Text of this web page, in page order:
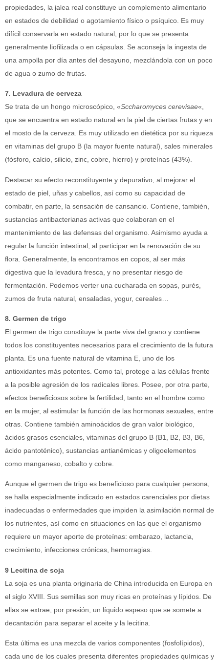
propiedades, la jalea real constituye un complemento alimentario
en estados de debilidad o agotamiento físico o psíquico. Es muy
difícil conservarla en estado natural, por lo que se presenta
generalmente liofilizada o en cápsulas. Se aconseja la ingesta de
una ampolla por día antes del desayuno, mezclándola con un poco
de agua o zumo de frutas.
7. Levadura de cerveza
Se trata de un hongo microscópico, «Sccharomyces cerevisae«,
que se encuentra en estado natural en la piel de ciertas frutas y en
el mosto de la cerveza. Es muy utilizado en dietética por su riqueza
en vitaminas del grupo B (la mayor fuente natural), sales minerales
(fósforo, calcio, silicio, zinc, cobre, hierro) y proteínas (43%).
Destacar su efecto reconstituyente y depurativo, al mejorar el
estado de piel, uñas y cabellos, así como su capacidad de
combatir, en parte, la sensación de cansancio. Contiene, también,
sustancias antibacterianas activas que colaboran en el
mantenimiento de las defensas del organismo. Asimismo ayuda a
regular la función intestinal, al participar en la renovación de su
flora. Generalmente, la encontramos en copos, al ser más
digestiva que la levadura fresca, y no presentar riesgo de
fermentación. Podemos verter una cucharada en sopas, purés,
zumos de fruta natural, ensaladas, yogur, cereales…
8. Germen de trigo
El germen de trigo constituye la parte viva del grano y contiene
todos los constituyentes necesarios para el crecimiento de la futura
planta. Es una fuente natural de vitamina E, uno de los
antioxidantes más potentes. Como tal, protege a las células frente
a la posible agresión de los radicales libres. Posee, por otra parte,
efectos beneficiosos sobre la fertilidad, tanto en el hombre como
en la mujer, al estimular la función de las hormonas sexuales, entre
otras. Contiene también aminoácidos de gran valor biológico,
ácidos grasos esenciales, vitaminas del grupo B (B1, B2, B3, B6,
ácido pantoténico), sustancias antianémicas y oligoelementos
como manganeso, cobalto y cobre.
Aunque el germen de trigo es beneficioso para cualquier persona,
se halla especialmente indicado en estados carenciales por dietas
inadecuadas o enfermedades que impiden la asimilación normal de
los nutrientes, así como en situaciones en las que el organismo
requiere un mayor aporte de proteínas: embarazo, lactancia,
crecimiento, infecciones crónicas, hemorragias.
9 Lecitina de soja
La soja es una planta originaria de China introducida en Europa en
el siglo XVIII. Sus semillas son muy ricas en proteínas y lípidos. De
ellas se extrae, por presión, un líquido espeso que se somete a
decantación para separar el aceite y la lecitina.
Esta última es una mezcla de varios componentes (fosfolípidos),
cada uno de los cuales presenta diferentes propiedades químicas y